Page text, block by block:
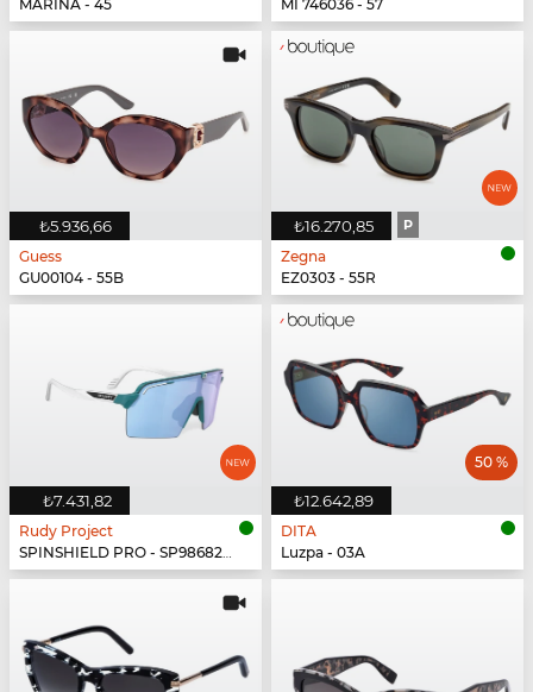
MARINA - 45
MI 746036 - 57
₺5.936,66
Guess
GU00104 - 55B
₺16.270,85 P
Zegna
EZ0303 - 55R
₺7.431,82
Rudy Project
SPINSHIELD PRO - SP986822-N000
₺12.642,89
50 %
DITA
Luzpa - 03A